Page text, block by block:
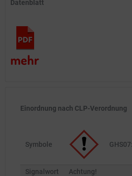
Datenblatt
mehr
Einordnung nach CLP-Verordnung
Symbole
Signalwort Achtung!